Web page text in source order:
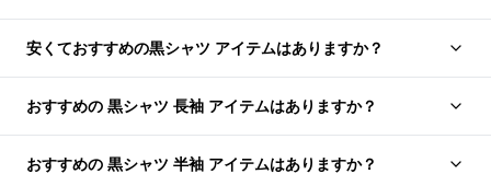
安くておすすめの黒シャツ アイテムはありますか？
おすすめの 黒シャツ 長袖 アイテムはありますか？
おすすめの 黒シャツ 半袖 アイテムはありますか？